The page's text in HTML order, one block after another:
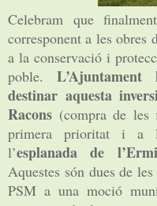
Celebram que
corresponent a les obres
a la conservació i
poble.
destinar aquesta
Racons (compra de les
primera prioritat i a
l’esplanada de
Aquestes són dues de
PSM a una moció